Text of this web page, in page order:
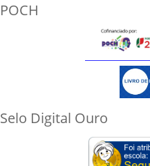
POCH
Selo Digital Ouro